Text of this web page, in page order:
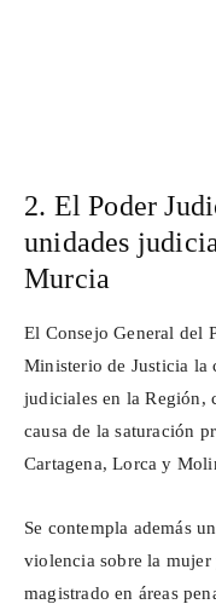
2. El Poder
unidades
Murcia
El Consejo General del
Ministerio de Justicia la
judiciales en la Región,
causa de la saturación
Cartagena, Lorca y
Se contempla además
violencia sobre la mujer
magistrado en áreas